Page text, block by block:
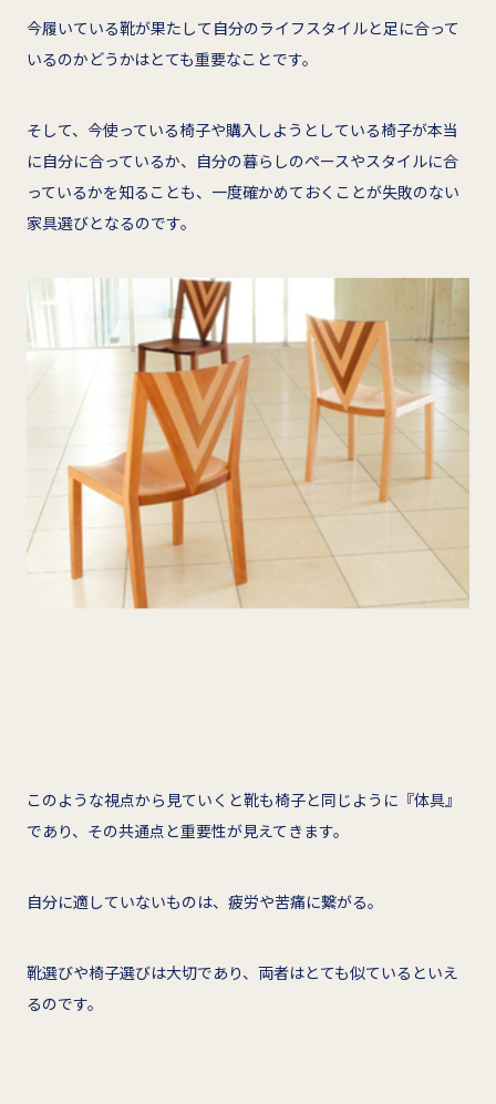
今履いている靴が果たして自分のライフスタイルと足に合って
いるのかどうかはとても重要なことです。
そして、今使っている椅子や購入しようとしている椅子が本当
に自分に合っているか、自分の暮らしのペースやスタイルに合
っているかを知ることも、一度確かめておくことが失敗のない
家具選びとなるのです。
このような視点から見ていくと靴も椅子と同じように『体具』
であり、その共通点と重要性が見えてきます。
自分に適していないものは、疲労や苦痛に繋がる。
靴選びや椅子選びは大切であり、両者はとても似ているといえ
るのです。